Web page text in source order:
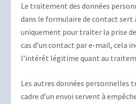
Le traitement des données
dans le formulaire de contact sert
uniquement pour traiter la prise
cas d’un contact par e-mail, cela
l’intérêt légitime quant au
Les autres données personnelles
cadre d’un envoi servent à